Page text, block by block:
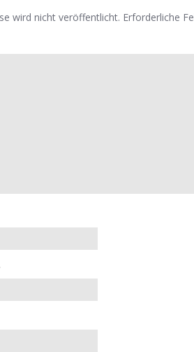
wird nicht veröffentlicht. Erforderliche